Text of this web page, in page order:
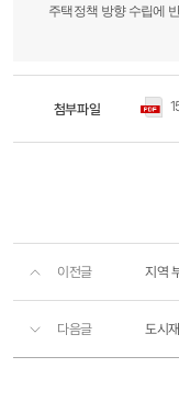
주택정책 방향 수립에
첨부파일
이전글 지역
다음글 도시